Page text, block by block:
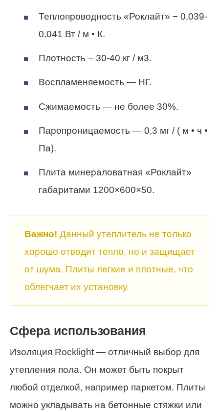
Теплопроводность «Роклайт» − 0,039-
0,041 Вт / м • К.
Плотность − 30-40 кг / м3.
Воспламеняемость — НГ.
Сжимаемость — не более 30%.
Паропроницаемость — 0,3 мг / ( м • ч •
Па).
Плита минераловатная «Роклайт»
габаритами 1200×600×50.
Важно! Данный утеплитель не только
хорошо отводит тепло, но и защищает
от шума. Плиты легкие и плотные, что
облегчает их установку.
Сфера использования
Изоляция Rocklight — отличный выбор для
утепления пола. Он может быть покрыт
любой отделкой, например паркетом. Плиты
можно укладывать на бетонные стяжки или